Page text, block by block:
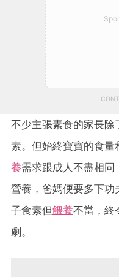
不少主張素食的家長除
素。但始終寶寶的食量
養需求跟成人不盡相
營養，爸媽便要多下功
子食素但餵養不當，終
劇。